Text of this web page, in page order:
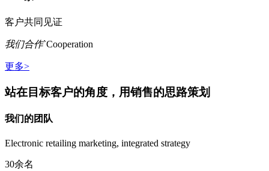
客户共同见证
我们合作`Cooperation
更多>
站在目标客户的角度，用销售的思路策划
我们的团队
Electronic retailing marketing, integrated strategy
30余名